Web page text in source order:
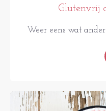
Glutenvrij
Weer eens wat